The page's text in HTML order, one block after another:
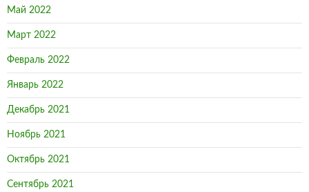
Май 2022
Март 2022
Февраль 2022
Январь 2022
Декабрь 2021
Ноябрь 2021
Октябрь 2021
Сентябрь 2021